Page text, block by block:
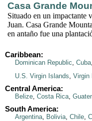
Casa Grande
Situado en un impactante
Juan. Casa Grande
en antaño fue una
Caribbean:
Dominican Republic, Cuba,
U.S. Virgin Islands, Virgin
Central America:
Belize, Costa Rica,
South America:
Argentina, Bolivia, Chile,